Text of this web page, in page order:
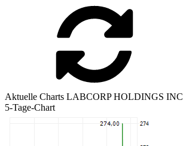
Aktuelle Charts LABCORP HOLDINGS INC
5-Tage-Chart